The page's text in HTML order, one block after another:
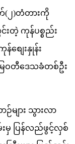
(၂)တံတားကို
တဲ့ ကုန်ပစ္စည်း
ျေးနှုန်း​
ြဝတီဒေသခံတစ်ဦး
များ သွားလာ
းမှ ပြန်လည်ဖွင့်လှစ်